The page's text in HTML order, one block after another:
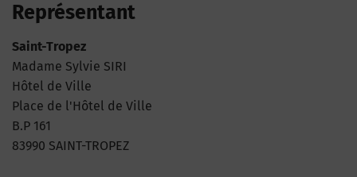
Représentant
Saint-Tropez
Madame Sylvie SIRI
Hôtel de Ville
Place de l'Hôtel de Ville
B.P 161
83990 SAINT-TROPEZ